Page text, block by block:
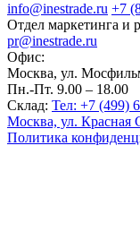
info@inestrade.ru +7
Отдел маркетинга и
pr@inestrade.ru
Офис:
Москва, ул.
Пн.-Пт. 9.00 – 18.00
Склад: Тел: +7 (499)
Москва, ул. Красная
Политика